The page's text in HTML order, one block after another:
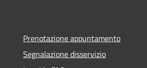
Prenotazione appuntamento
Segnalazione disservizio